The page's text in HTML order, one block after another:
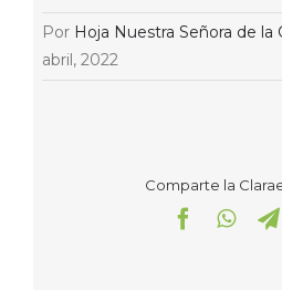
Por Hoja Nuestra Señora de la
abril, 2022
Comparte la
Facebook